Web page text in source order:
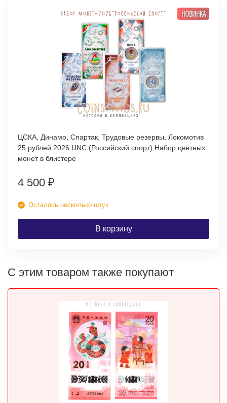
НОВИНКА
ЦСКА, Динамо, Спартак, Трудовые резервы, Локомотив
25 рублей 2026 UNC (Российский спорт) Набор цветных
монет в блистере
4 500 ₽
Осталось несколько штук
В корзину
С этим товаром также покупают